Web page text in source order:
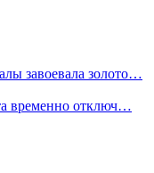
завоевала золото…
временно отключ…